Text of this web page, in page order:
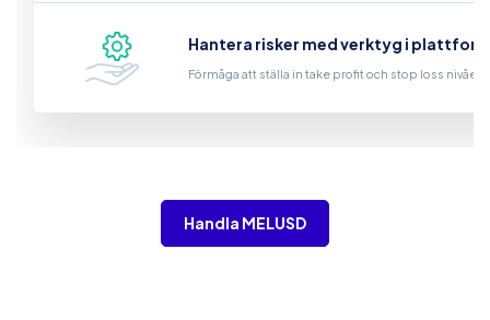
Hantera risker med verktyg i
Förmåga att ställa in take profit och stop loss nivåer
Handla MELUSD